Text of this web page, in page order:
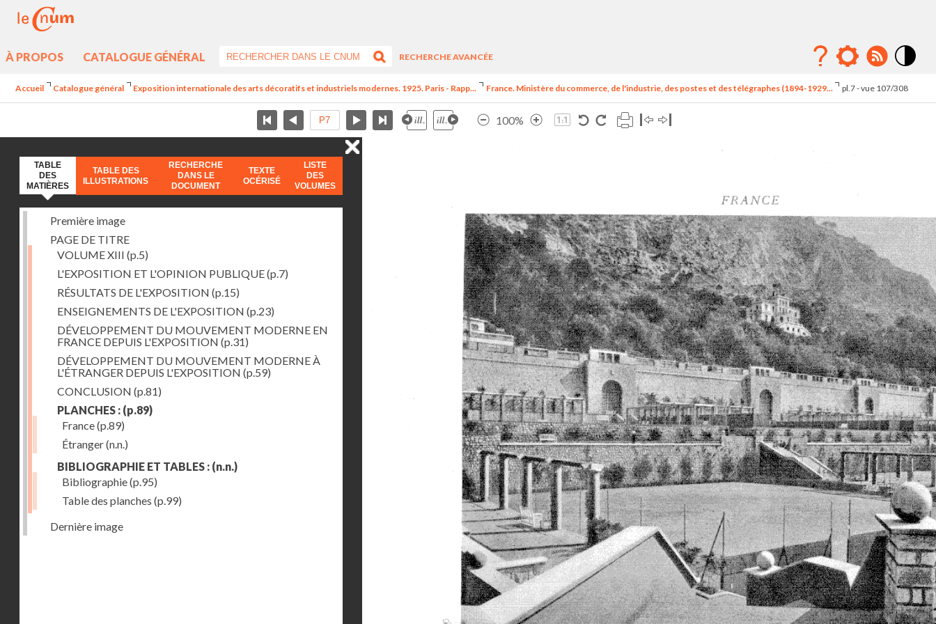
À PROPOS CATALOGUE GÉNÉRAL
RECHERCHE AVANCÉE
élévé
Accueil Catalogue général Exposition internationale des arts décoratifs et industriels modernes. 1925. Paris - Rapp... France. Ministère du commerce, de l'industrie, des postes et des télégraphes (1894-1929... pl.7 - vue 107/308
100%
TABLE
DES
MATIÈRES
TABLE DES
ILLUSTRATIONS
RECHERCHE
DANS LE
DOCUMENT
TEXTE
OCÉRISÉ
LISTE
DES
VOLUMES
Première image
PAGE DE TITRE
VOLUME XIII (p.5)
L'EXPOSITION ET L'OPINION PUBLIQUE(p.7)
RÉSULTATS DE L'EXPOSITION (p.15)
ENSEIGNEMENTS DE L'EXPOSITION (p.23)
DÉVELOPPEMENT DU MOUVEMENT MODERNE EN
FRANCE DEPUIS L'EXPOSITION (p.31)
DÉVELOPPEMENT DU MOUVEMENT MODERNE À
L'ÉTRANGER DEPUIS L'EXPOSITION (p.59)
CONCLUSION (p.81)
PLANCHES : (p.89)
France(p.89)
Étranger(n.n.)
BIBLIOGRAPHIE ET TABLES : (n.n.)
Bibliographie(p.95)
Table des planches (p.99)
Dernière image